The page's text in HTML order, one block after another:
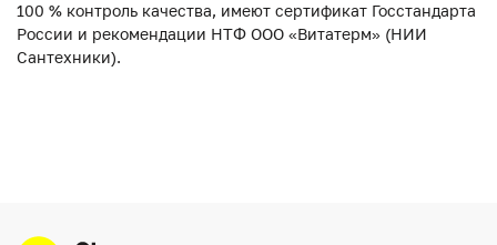
100 % контроль качества, имеют сертификат Госстандарта
России и рекомендации НТФ ООО «Витатерм» (НИИ
Сантехники).